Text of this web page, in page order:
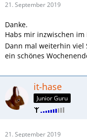
21. September 2019
Danke.
Habs mir inzwischen
Dann mal weiterhin viel
ein schönes
it-hase
Junior Guru
21. September 2019